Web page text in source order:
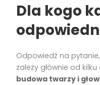
Dla kogo
Odpowiedź na pytanie,
zależy głównie od
budowa twarzy i